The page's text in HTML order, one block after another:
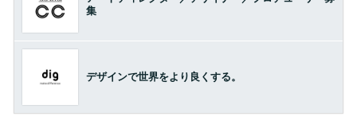
集
デザインで世界をより良くする。